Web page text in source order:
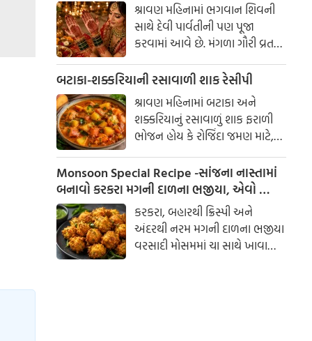
શ્રાવણ મહિનામાં ભગવાન શિવની
સાથે દેવી પાર્વતીની પણ પૂજા
કરવામાં આવે છે. મંગળા ગૌરી વ્રત
અને હરિયાળી તીજ જેવા પ્રસંગોએ
મહેંદી લગાવવી અને લીલા રંગના
કપડાં પહેરવા એ પતિના લાંબા
આયુષ્ય અને સુખી દામ્પત્ય જીવન
માટે શુભ માનવામાં આવે છે.
આપણી પરંપરાઓમાં, સ્ત્રીઓને
પ્રકૃતિનું સ્વરૂપ માનવામાં આવે છે.
બટાકા-શક્કરિયાની રસાવાળી શાક રેસીપી
શ્રાવણ મહિનામાં બટાકા અને
શક્કરિયાનું રસાવાળું શાક ફરાળી
ભોજન હોય કે રોજિંદા જમણ માટે,
બંનેમાં ખૂબ જ સ્વાદિષ્ટ લાગે છે.
ઓછા મસાલામાં બનતું આ શાક
પૌષ્ટિક અને હળવું હોવાથી દરેકને
Monsoon Special Recipe -સાંજના નાસ્તામાં
બનાવો કરકરા મગની દાળના ભજીયા, એવો સ્વાદ
કે બટાકા-ડુંગળીના ભજીયા પણ ભૂલી જશો!
કરકરા, બહારથી ક્રિસ્પી અને
અંદરથી નરમ મગની દાળના ભજીયા
વરસાદી મોસમમાં ચા સાથે ખાવાની